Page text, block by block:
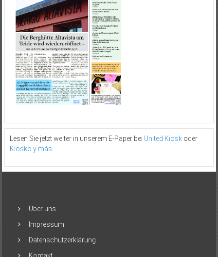
Lesen Sie jetzt weiter in unserem E-Paper bei United Kioskoder
Kiosko y más.
Über uns
Impressum
Datenschutzerklärung